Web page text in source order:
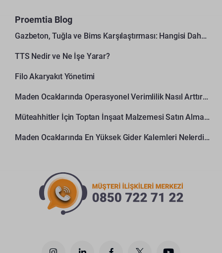
Proemtia Blog
Gazbeton, Tuğla ve Bims Karşılaştırması: Hangisi Daha Avantajlı?
TTS Nedir ve Ne İşe Yarar?
Filo Akaryakıt Yönetimi
Maden Ocaklarında Operasyonel Verimlilik Nasıl Arttırılır?
Müteahhitler İçin Toptan İnşaat Malzemesi Satın Alma Rehberi
Maden Ocaklarında En Yüksek Gider Kalemleri Nelerdir?